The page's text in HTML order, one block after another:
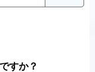
すか？